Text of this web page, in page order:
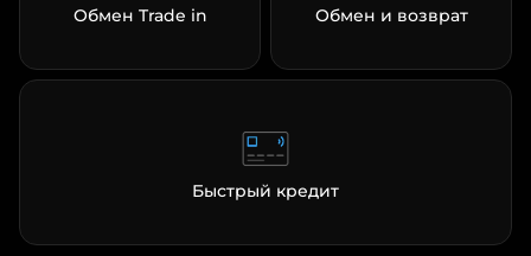
Обмен Trade in Обмен и возврат
Быстрый кредит